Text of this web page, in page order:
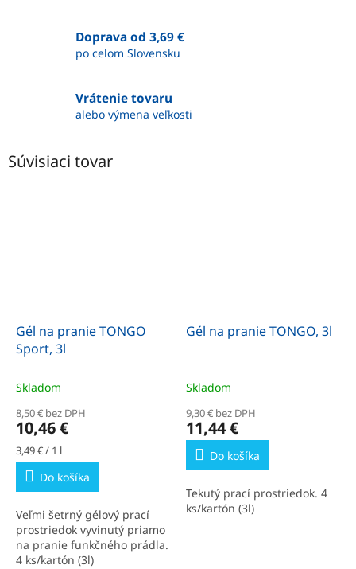
Doprava od 3,69 €
po celom Slovensku
Vrátenie tovaru
alebo výmena veľkosti
Súvisiaci tovar
Gél na pranie TONGO
Sport, 3l
Skladom
8,50 € bez DPH
10,46 €
Jednotková
cena:
3,49 € / 1 l
Do košíka
Veľmi šetrný gélový prací
prostriedok vyvinutý priamo
na pranie funkčného prádla.
4 ks/kartón (3l)
Gél na pranie TONGO, 3l
Skladom
9,30 € bez DPH
11,44 €
Do košíka
Tekutý prací prostriedok. 4
ks/kartón (3l)